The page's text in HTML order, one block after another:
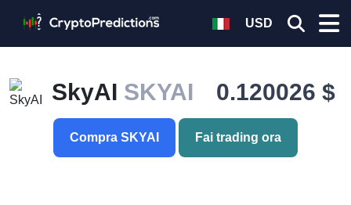
USD
SkyAI SKYAI 0.120026 $
Compra SKYAI Fai trading ora